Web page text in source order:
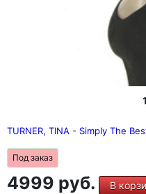
TURNER, TINA - Simply The
Под заказ
4999 руб. В